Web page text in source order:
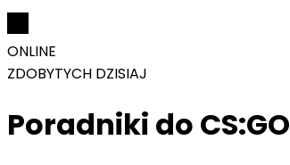
ONLINE
ZDOBYTYCH DZISIAJ
Poradniki do CS:GO